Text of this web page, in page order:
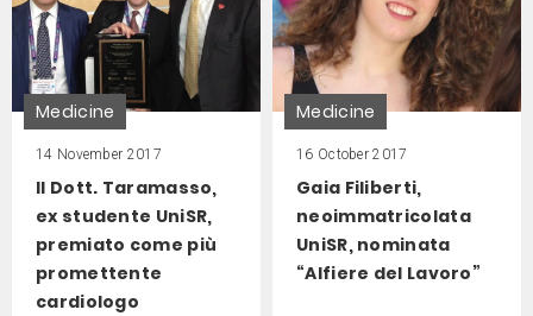
Medicine
14 November 2017
Il Dott. Taramasso,
ex studente UniSR,
premiato come più
promettente
cardiologo
Medicine
16 October 2017
Gaia Filiberti,
neoimmatricolata
UniSR, nominata
“Alfiere del Lavoro”